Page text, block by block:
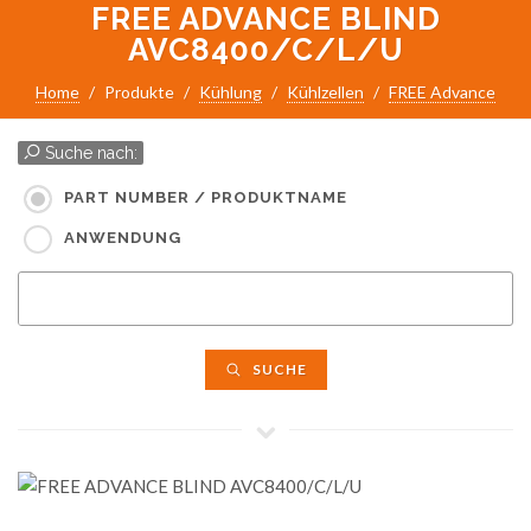
FREE ADVANCE BLIND
AVC8400/C/L/U
Home Produkte Kühlung Kühlzellen FREE Advance
Suche nach:
PART NUMBER / PRODUKTNAME
ANWENDUNG
SUCHE